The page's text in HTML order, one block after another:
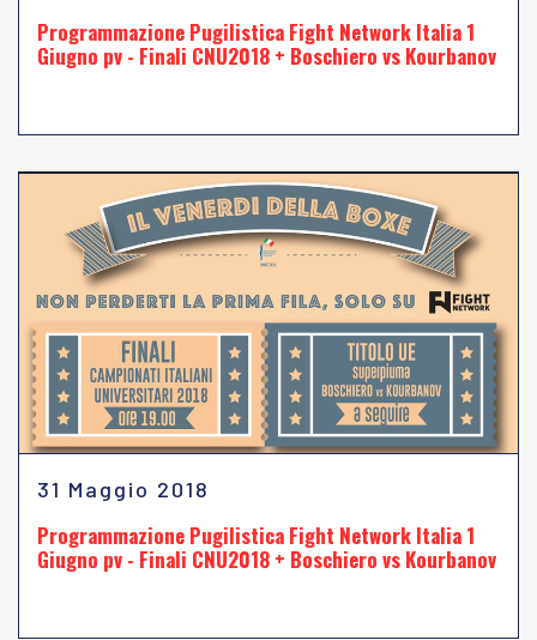
Programmazione Pugilistica Fight Network Italia 1
Giugno pv - Finali CNU2018 + Boschiero vs Kourbanov
31 Maggio 2018
Programmazione Pugilistica Fight Network Italia 1
Giugno pv - Finali CNU2018 + Boschiero vs Kourbanov